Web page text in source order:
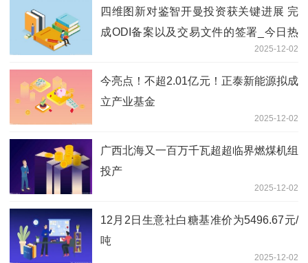
四维图新对鉴智开曼投资获关键进展 完
成ODI备案以及交易文件的签署_今日热
2025-12-02
今亮点！不超2.01亿元！正泰新能源拟成
立产业基金
2025-12-02
广西北海又一百万千瓦超超临界燃煤机组
投产
2025-12-02
12月2日生意社白糖基准价为5496.67元/
吨
2025-12-02